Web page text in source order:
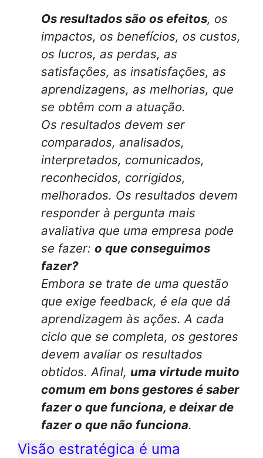
Os resultados são os efeitos, os
impactos, os benefícios, os custos,
os lucros, as perdas, as
satisfações, as insatisfações, as
aprendizagens, as melhorias, que
se obtêm com a atuação.
Os resultados devem ser
comparados, analisados,
interpretados, comunicados,
reconhecidos, corrigidos,
melhorados. Os resultados devem
responder à pergunta mais
avaliativa que uma empresa pode
se fazer: o que conseguimos
fazer?
Embora se trate de uma questão
que exige feedback, é ela que dá
aprendizagem às ações. A cada
ciclo que se completa, os gestores
devem avaliar os resultados
obtidos. Afinal, uma virtude muito
comum em bons gestores é saber
fazer o que funciona, e deixar de
fazer o que não funciona.
Visão estratégica é uma